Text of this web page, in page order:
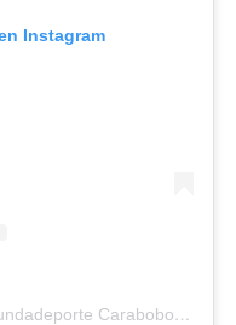
Instagram
Una publicación compartida por Fundadeporte Carabobo (@fundadeporte)